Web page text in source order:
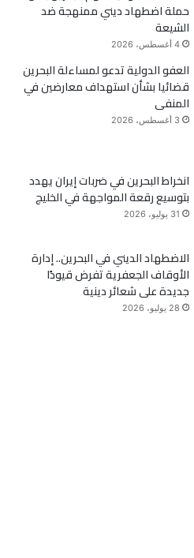
حملة اضطهاد ديني ممنهجة ضد
الشيعة
4 أغسطس، 2026
العفو الدولية تدعو لمساءلة البحرين
قضائيا بشأن استهداف معارضين في
المنفى
3 أغسطس، 2026
انخراط البحرين في ضربات إيران يهدد
بتوسيع رقعة المواجهة في الخليج
31 يوليو، 2026
الاضطهاد الديني في البحرين.. إدارة
الأوقاف الجعفرية تفرض قيودًا
جديدة على شعائر دينية
28 يوليو، 2026